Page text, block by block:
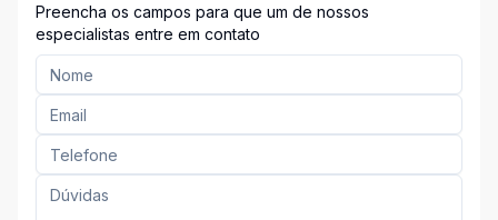
Preencha os campos para que um de nossos
especialistas entre em contato